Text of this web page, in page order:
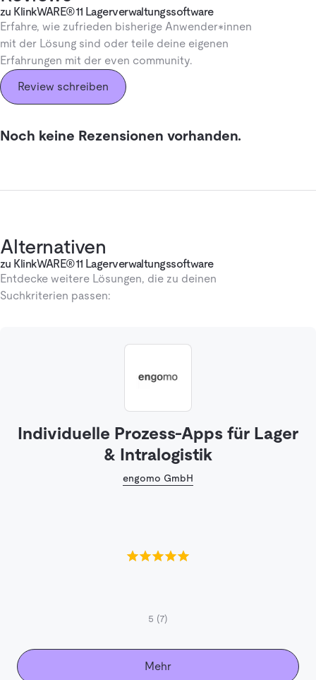
zu KlinkWARE®11 Lagerverwaltungssoftware
Erfahre, wie zufrieden bisherige Anwender*innen
mit der Lösung sind oder teile deine eigenen
Erfahrungen mit der even community.
Review schreiben
Noch keine Rezensionen vorhanden.
Alternativen
zu KlinkWARE®11 Lagerverwaltungssoftware
Entdecke weitere Lösungen, die zu deinen
Suchkriterien passen:
Individuelle Prozess-Apps für Lager
& Intralogistik
engomo GmbH
5 (7)
Mehr